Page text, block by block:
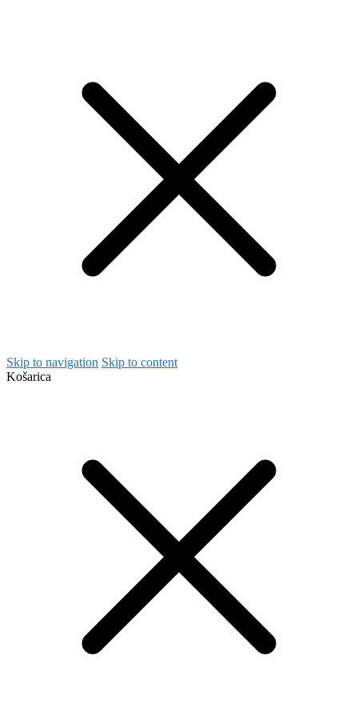
Skip to navigation Skip to content
Košarica